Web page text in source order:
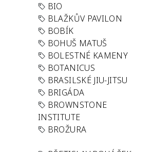
BIO
BLAŽKŮV PAVILON
BOBÍK
BOHUŠ MATUŠ
BOLESTNÉ KAMENY
BOTANICUS
BRASILSKÉ JIU-JITSU
BRIGÁDA
BROWNSTONE
INSTITUTE
BROŽURA